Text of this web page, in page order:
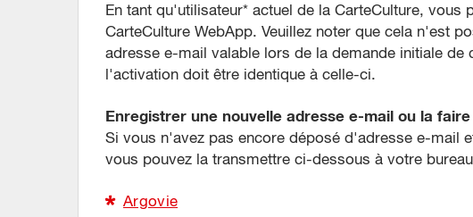
En tant qu'utilisateur* actuel de la CarteCulture,
CarteCulture WebApp. Veuillez noter que cela n'est
adresse e-mail valable lors de la demande initiale
l'activation doit être identique à celle-ci.
Enregistrer une nouvelle adresse e-mail ou la
Si vous n'avez pas encore déposé d'adresse e-mail
vous pouvez la transmettre ci-dessous à votre
Argovie